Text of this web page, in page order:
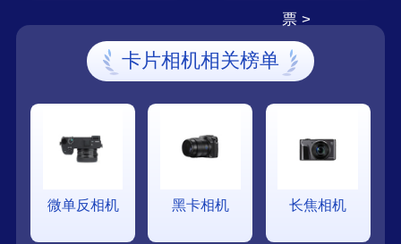
票 >
卡片相机相关榜单
微单反相机 黑卡相机 长焦相机